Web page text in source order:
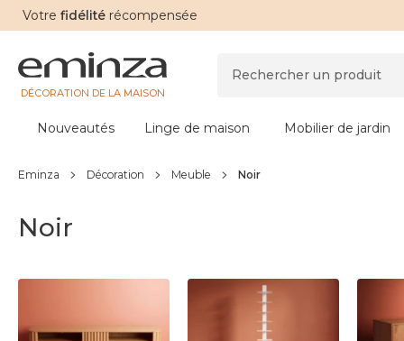
Votre fidélité récompensée
DÉCORATION DE LA MAISON
Nouveautés Linge de maison Mobilier de jardin
Eminza Décoration Meuble Noir
Noir